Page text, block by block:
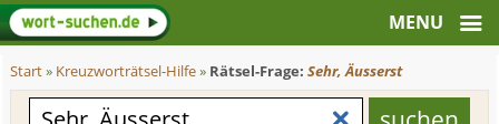
Start» Kreuzworträtsel-Hilfe» Rätsel-Frage:Sehr, Äusserst